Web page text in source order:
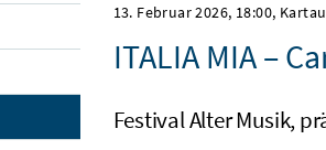
13. Februar 2026, 18:00,
ITALIA MIA –
Festival Alter Musik,